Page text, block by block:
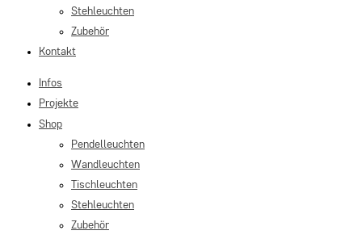
Stehleuchten
Zubehör
Kontakt
Infos
Projekte
Shop
Pendelleuchten
Wandleuchten
Tischleuchten
Stehleuchten
Zubehör